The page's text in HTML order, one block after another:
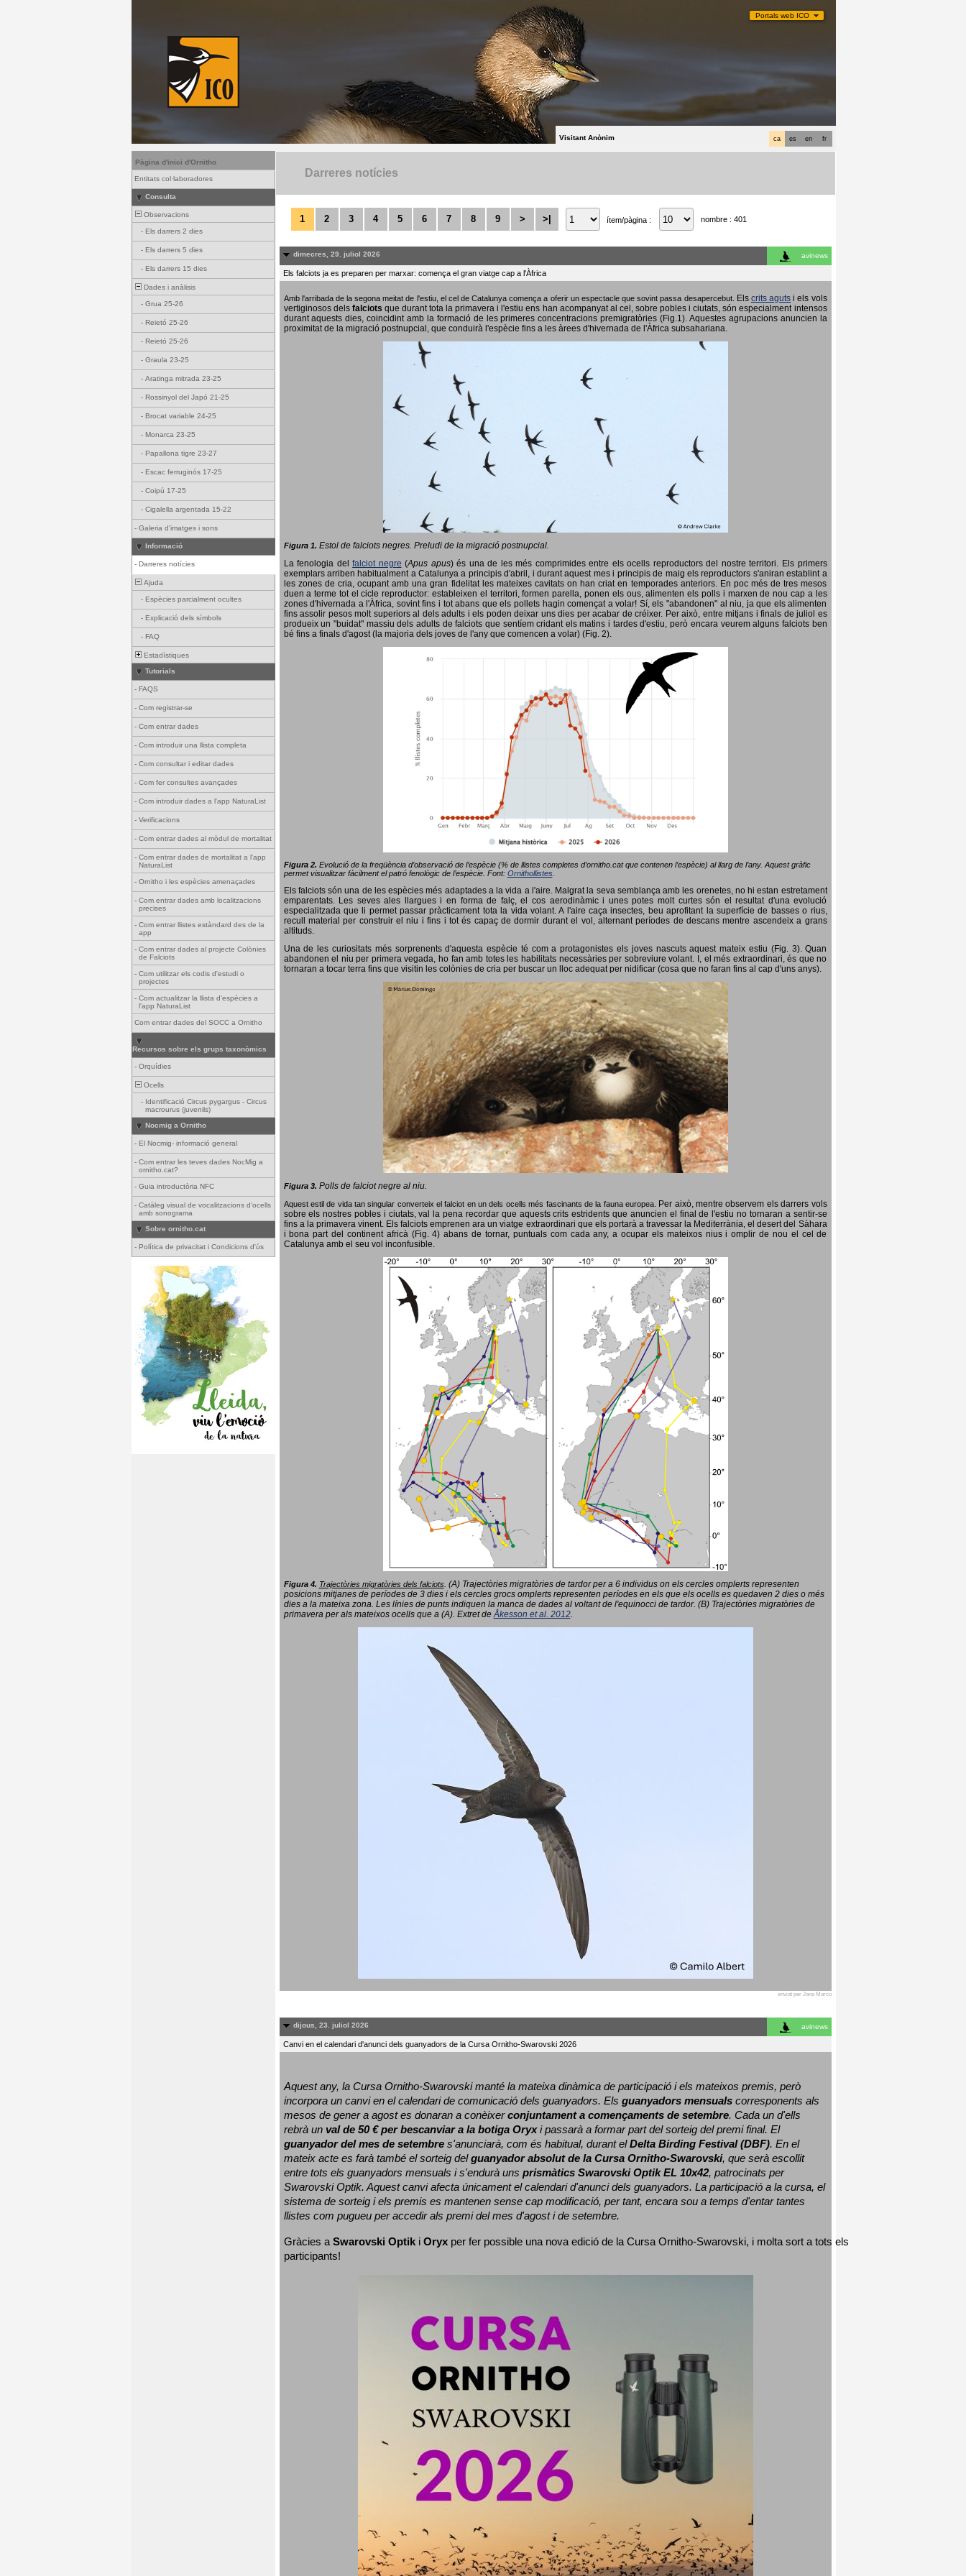
Portals web ICO
fr
en
es
ca
Visitant Anònim
Pàgina d'inici d'Ornitho
Entitats col·laboradores
Consulta
Observacions
- Els darrers 2 dies
- Els darrers 5 dies
- Els darrers 15 dies
Dades i anàlisis
- Grua 25-26
- Reietó 25-26
- Reietó 25-26
- Graula 23-25
- Aratinga mitrada 23-25
- Rossinyol del Japó 21-25
- Brocat variable 24-25
- Monarca 23-25
- Papallona tigre 23-27
- Escac ferruginós 17-25
- Coipú 17-25
- Cigalella argentada 15-22
- Galeria d'imatges i sons
Informació
- Darreres notícies
Ajuda
- Espècies parcialment ocultes
- Explicació dels símbols
- FAQ
Estadístiques
Tutorials
- FAQS
- Com registrar-se
- Com entrar dades
- Com introduir una llista completa
- Com consultar i editar dades
- Com fer consultes avançades
- Com introduir dades a l'app NaturaList
- Verificacions
- Com entrar dades al mòdul de mortalitat
- Com entrar dades de mortalitat a l'app
NaturaList
- Ornitho i les espècies amenaçades
- Com entrar dades amb localitzacions
precises
- Com entrar llistes estàndard des de la
app
- Com entrar dades al projecte Colònies
de Falciots
- Com utilitzar els codis d'estudi o
projectes
- Com actualitzar la llista d'espècies a
l'app NaturaList
Com entrar dades del SOCC a Ornitho
Recursos sobre els grups taxonòmics
- Orquídies
Ocells
- Identificació Circus pygargus - Circus
macrourus (juvenils)
Nocmig a Ornitho
- El Nocmig- informació general
- Com entrar les teves dades NocMig a
ornitho.cat?
- Guia introductòria NFC
- Catàleg visual de vocalitzacions d'ocells
amb sonograma
Sobre ornitho.cat
- Política de privacitat i Condicions d'ús
Darreres notícies
1 2 3 4 5 6 7 8 9 > >| ítem/pàgina : nombre : 401
dimecres, 29. juliol 2026 avinews
Els falciots ja es preparen per marxar: comença el gran viatge cap a l'Àfrica
Amb l'arribada de la segona meitat de l'estiu, el cel de Catalunya comença a oferir un espectacle que sovint passa desapercebut. Els crits aguts i els vols
vertiginosos dels falciots que durant tota la primavera i l'estiu ens han acompanyat al cel, sobre pobles i ciutats, són especialment intensos
durant aquests dies, coincidint amb la formació de les primeres concentracions premigratòries (Fig.1). Aquestes agrupacions anuncien la
proximitat de la migració postnupcial, que conduirà l'espècie fins a les àrees d'hivernada de l'Àfrica subsahariana.
Figura 1. Estol de falciots negres. Preludi de la migració postnupcial.
La fenologia delfalciot negre (Apus apus) és una de les més comprimides entre els ocells reproductors del nostre territori. Els primers
exemplars arriben habitualment a Catalunya a principis d'abril, i durant aquest mes i principis de maig els reproductors s'aniran establint a
les zones de cria, ocupant amb una gran fidelitat les mateixes cavitats on han criat en temporades anteriors. En poc més de tres mesos
duen a terme tot el cicle reproductor: estableixen el territori, formen parella, ponen els ous, alimenten els polls i marxen de nou cap a les
zones d'hivernada a l'Àfrica, sovint fins i tot abans que els pollets hagin començat a volar! Sí, els "abandonen" al niu, ja que els alimenten
fins assolir pesos molt superiors al dels adults i els poden deixar uns dies per acabar de créixer. Per això, entre mitjans i finals de juliol es
produeix un "buidat" massiu dels adults de falciots que sentíem cridant els matins i tardes d'estiu, però encara veurem alguns falciots ben
bé fins a finals d'agost (la majoria dels joves de l'any que comencen a volar) (Fig. 2).
Figura 2. Evolució de la freqüència d’observació de l’espècie (% de llistes completes d’ornitho.cat que contenen l’espècie) al llarg de l’any. Aquest gràfic
permet visualitzar fàcilment el patró fenològic de l’espècie. Font: Ornithollistes.
Els falciots són una de les espècies més adaptades a la vida a l'aire. Malgrat la seva semblança amb les orenetes, no hi estan estretament
emparentats. Les seves ales llargues i en forma de falç, el cos aerodinàmic i unes potes molt curtes són el resultat d'una evolució
especialitzada que li permet passar pràcticament tota la vida volant. A l'aire caça insectes, beu aprofitant la superfície de basses o rius,
recull material per construir el niu i fins i tot és capaç de dormir durant el vol, alternant períodes de descans mentre ascendeix a grans
altituds.
Una de les curiositats més sorprenents d'aquesta espècie té com a protagonistes els joves nascuts aquest mateix estiu (Fig. 3). Quan
abandonen el niu per primera vegada, ho fan amb totes les habilitats necessàries per sobreviure volant. I, el més extraordinari, és que no
tornaran a tocar terra fins que visitin les colònies de cria per buscar un lloc adequat per nidificar (cosa que no faran fins al cap d'uns anys).
Figura 3. Polls de falciot negre al niu.
Aquest estil de vida tan singular converteix el falciot en un dels ocells més fascinants de la fauna europea. Per això, mentre observem els darrers vols
sobre els nostres pobles i ciutats, val la pena recordar que aquests crits estridents que anuncien el final de l'estiu no tornaran a sentir-se
fins a la primavera vinent. Els falciots emprenen ara un viatge extraordinari que els portarà a travessar la Mediterrània, el desert del Sàhara
i bona part del continent africà (Fig. 4) abans de tornar, puntuals com cada any, a ocupar els mateixos nius i omplir de nou el cel de
Catalunya amb el seu vol inconfusible.
Figura 4. Trajectòries migratòries dels falciots. (A) Trajectòries migratòries de tardor per a 6 individus on els cercles omplerts representen
posicions mitjanes de períodes de 3 dies i els cercles grocs omplerts representen períodes en els que els ocells es quedaven 2 dies o més
dies a la mateixa zona. Les línies de punts indiquen la manca de dades al voltant de l'equinocci de tardor. (B) Trajectòries migratòries de
primavera per als mateixos ocells que a (A). Extret deÅkesson et al. 2012.
enviat per Jana Marco
dijous, 23. juliol 2026 avinews
Canvi en el calendari d'anunci dels guanyadors de la Cursa Ornitho-Swarovski 2026
Aquest any, la Cursa Ornitho-Swarovski manté la mateixa dinàmica de participació i els mateixos premis, però
incorpora un canvi en el calendari de comunicació dels guanyadors. Els guanyadors mensuals corresponents als
mesos de gener a agost es donaran a conèixer conjuntament a començaments de setembre. Cada un d'ells
rebrà un val de 50 € per bescanviar a la botiga Oryx i passarà a formar part del sorteig del premi final.
El
guanyador del mes de setembre s'anunciarà, com és habitual, durant el Delta Birding Festival (DBF). En el
mateix acte es farà també el sorteig del guanyador absolut de la Cursa Ornitho-Swarovski, que serà escollit
entre tots els guanyadors mensuals i s'endurà uns prismàtics Swarovski Optik EL 10x42, patrocinats per
Swarovski Optik. Aquest canvi afecta únicament el calendari d'anunci dels guanyadors. La participació a la cursa, el
sistema de sorteig i els premis es mantenen sense cap modificació, per tant, encara sou a temps d'entar tantes
llistes com pugueu per accedir als premi del mes d'agost i de setembre.
Gràcies a Swarovski Optik i Oryx per fer possible una nova edició de la Cursa Ornitho-Swarovski, i molta sort a tots els
participants!